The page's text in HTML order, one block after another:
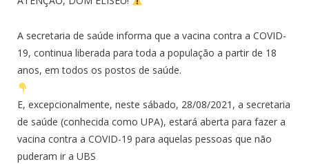
A secretaria de saúde informa que a vacina contra a COVID-
19, continua liberada para toda a população a partir de 18
anos, em todos os postos de saúde.
E, excepcionalmente, neste sábado, 28/08/2021, a secretaria
de saúde (conhecida como UPA), estará aberta para fazer a
vacina contra a COVID-19 para aquelas pessoas que não
puderam ir a UBS